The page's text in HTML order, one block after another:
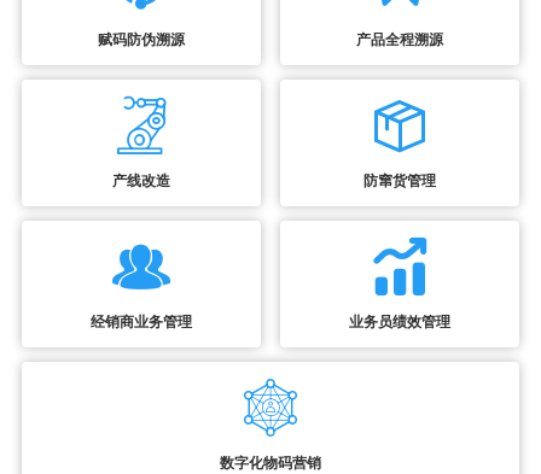
赋码防伪溯源 产品全程溯源
产线改造 防窜货管理
经销商业务管理 业务员绩效管理
数字化物码营销